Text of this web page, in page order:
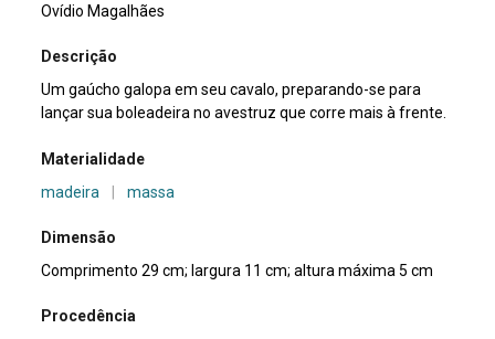
Ovídio Magalhães
Descrição
Um gaúcho galopa em seu cavalo, preparando-se para
lançar sua boleadeira no avestruz que corre mais à frente.
Materialidade
madeira
| massa
Dimensão
Comprimento 29 cm; largura 11 cm; altura máxima 5 cm
Procedência